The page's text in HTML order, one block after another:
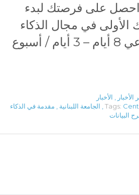
على فرصتك لبدء
الأولى في مجال الذكاء
الاصطناعي 8 أيام – 3 أيام / أسبوع
الأخبار
الأخبار
Tags:
الجامعة اللبنانية
مقدمة في الذكاء
البيانات